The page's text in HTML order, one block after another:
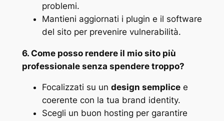
problemi.
Mantieni aggiornati i plugin e il software
del sito per prevenire vulnerabilità​.
6. Come posso rendere il mio sito più
professionale senza spendere troppo?
Focalizzati su un design semplicee
coerente con la tua brand identity.
Scegli un buon hosting per garantire